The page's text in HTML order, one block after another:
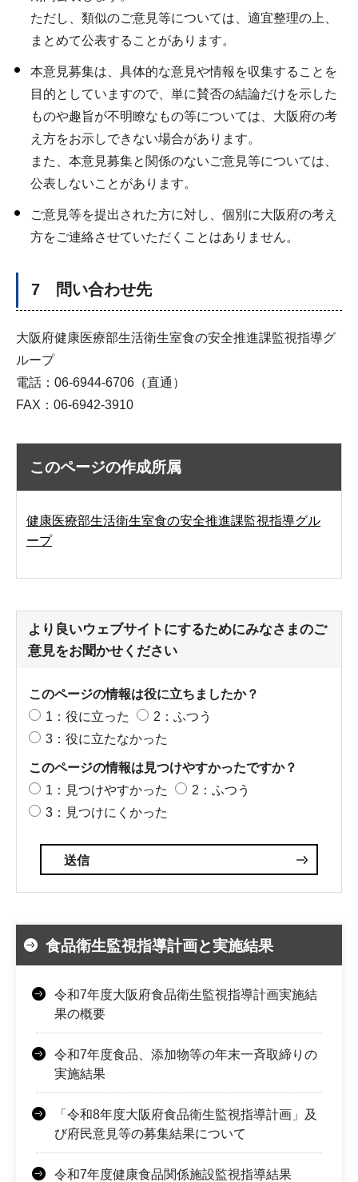
ただし、類似のご意見等については、適宜整理の上、
まとめて公表することがあります。
本意見募集は、具体的な意見や情報を収集することを
目的としていますので、単に賛否の結論だけを示した
ものや趣旨が不明瞭なもの等については、大阪府の考
え方をお示しできない場合があります。
また、本意見募集と関係のないご意見等については、
公表しないことがあります。
ご意見等を提出された方に対し、個別に大阪府の考え
方をご連絡させていただくことはありません。
7 問い合わせ先
大阪府健康医療部生活衛生室食の安全推進課監視指導グ
ループ
電話：06-6944-6706（直通）
FAX：06-6942-3910
このページの作成所属
健康医療部生活衛生室食の安全推進課監視指導グル
ープ
より良いウェブサイトにするためにみなさまのご
意見をお聞かせください
このページの情報は役に立ちましたか？
1：役に立った
2：ふつう
3：役に立たなかった
このページの情報は見つけやすかったですか？
1：見つけやすかった
2：ふつう
3：見つけにくかった
食品衛生監視指導計画と実施結果
令和7年度大阪府食品衛生監視指導計画実施結
果の概要
令和7年度食品、添加物等の年末一斉取締りの
実施結果
「令和8年度大阪府食品衛生監視指導計画」及
び府民意見等の募集結果について
令和7年度健康食品関係施設監視指導結果